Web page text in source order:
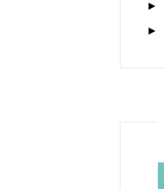
►
►